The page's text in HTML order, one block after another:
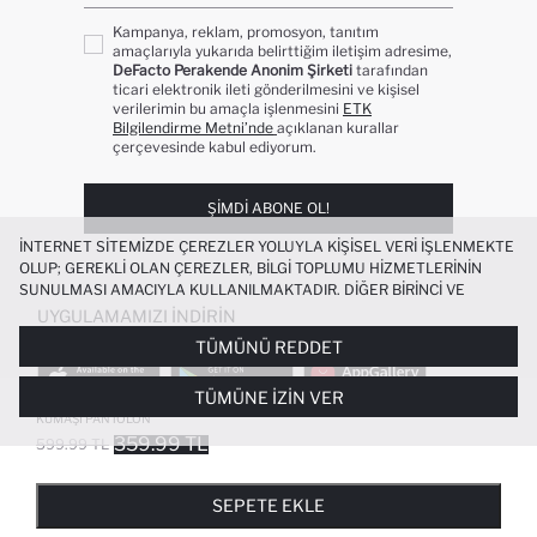
STRAIGHT FIT KALIN SWEATSHIRT
KUMAŞI PANTOLON
599.99 TL 359.99 TL
SEPETE EKLE
Kampanya, reklam, promosyon, tanıtım
amaçlarıyla yukarıda belirttiğim iletişim adresime,
DeFacto Perakende Anonim Şirketi tarafından
ticari elektronik ileti gönderilmesini ve kişisel
verilerimin bu amaçla işlenmesini ETK
Bilgilendirme Metni’nde açıklanan kurallar
çerçevesinde kabul ediyorum.
ŞIMDI ABONE OL!
UYGULAMAMIZI İNDIRIN
POPÜLER KATEGORILER
KADIN BEYAZ TIŞÖRT
İNTERNET SITEMIZDE ÇEREZLER YOLUYLA KIŞISEL VERI IŞLENMEKTE
OLUP; GEREKLI OLAN ÇEREZLER, BILGI TOPLUMU HIZMETLERININ
SUNULMASI AMACIYLA KULLANILMAKTADIR. DIĞER BIRINCI VE
ÜÇÜNCÜ TARAF ÇEREZLER ISE SIZE DAHA IYI BIR ALIŞVERIŞ
DENEYIMI SUNULABILMESI, SITEMIZIN DAHA IŞLEVSEL KILINMASI VE
KIŞISELLEŞTIRMESI VE AÇIK RIZA VERMENIZ HALINDE, SIZLERE
YÖNELIK PAZARLAMA FAALIYETLERININ YAPILMASI AMAÇLARIYLA
SINIRLI OLARAK KULLANILACAKTIR. ÇEREZLERE DAIR TERCIHLERINIZI
ÇEREZ TERCIHLERIPANELI ARACILIĞIYLA HER ZAMAN YÖNETEBILIR,
ÇEREZLERLE ILGILI DAHA DETAYLI BILGIYE
TÜMÜNÜ REDDET
TÜMÜNE İZIN VER